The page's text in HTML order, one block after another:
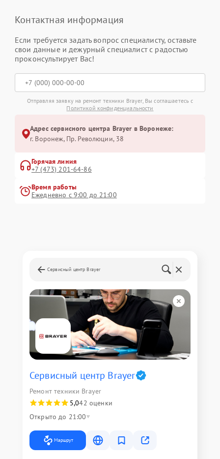
Контактная информация
Если требуется задать вопрос специалисту, оставьте
свои данные и дежурный специалист с радостью
проконсультирует Вас!
Отправляя заявку на ремонт техники Brayer, Вы соглашаетесь с
Политикой конфиденциальности
Адрес сервисного центра Brayer в Воронеже:
г. Воронеж, Пр. Революции, 38
Горячая линия
+7 (473) 201-64-86
Время работы
Ежедневно с 9:00 до 21:00
Сервисный центр Brayer
Сервисный центр Brayer
Ремонт техники Brayer
5,042 оценки
Открыто до 21:00
Маршрут